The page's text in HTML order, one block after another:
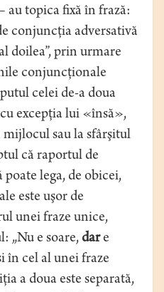
au topica fixă în frază:
conjuncţia adversativă
doilea”, prin urmare
conjuncţionale
celei de-a doua
excepţia lui «însă»,
mijlocul sau la sfârşitul
că raportul de
lega, de obicei,
este uşor de
unei fraze unice,
„Nu e soare, dare
în cel al unei fraze
a doua este separată,